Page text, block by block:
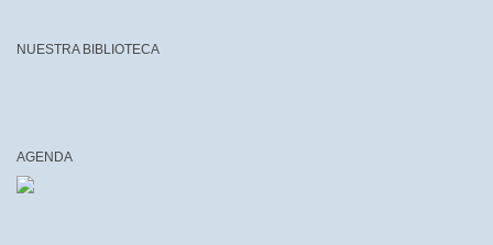
NUESTRA BIBLIOTECA
AGENDA